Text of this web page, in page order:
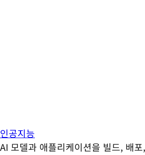
인공지능
AI 모델과 애플리케이션을 빌드, 배